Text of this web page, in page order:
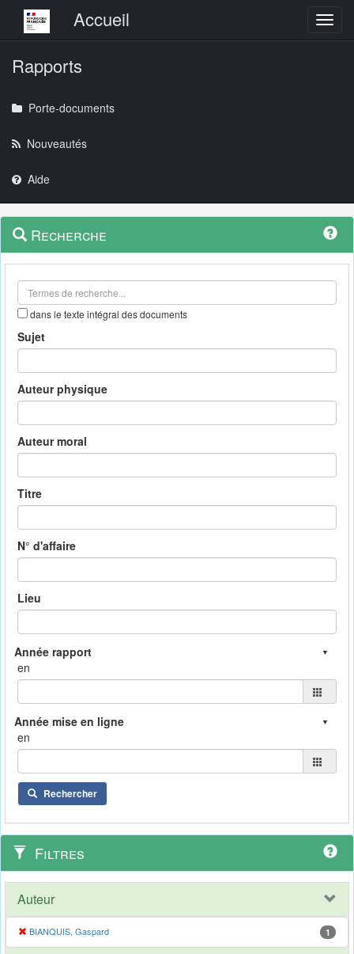
Menu principalAccueil
Rapports
Porte-documents
Nouveautés
Aide
Navigation
outils
Menu
contextuel
Recherche
dans le texte intégral des documents
Sujet
Auteur physique
Auteur moral
Titre
N° d'affaire
Lieu
en
en
Rechercher
Filtres
Auteur
BIANQUIS, Gaspard 1